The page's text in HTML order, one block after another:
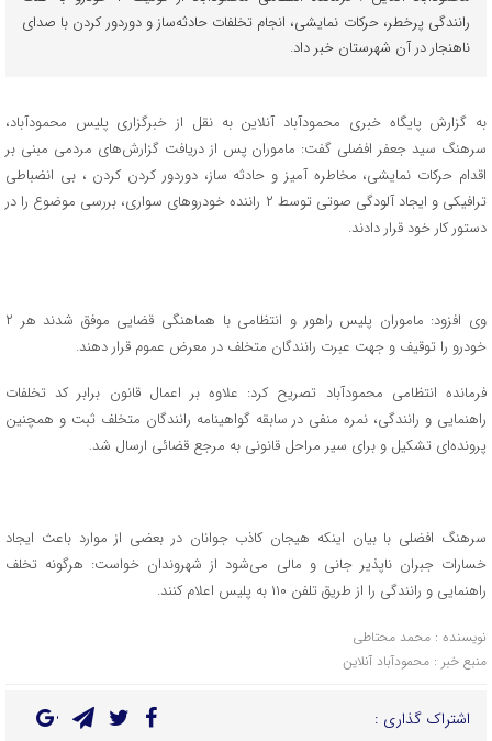
رانندگی پرخطر، حرکات نمایشی، انجام تخلفات حادثه‌ساز و دوردور‌ کردن با صدای
ناهنجار در آن شهرستان خبر داد.
به گزارش پایگاه خبری محمودآباد آنلاین به نقل از خبرگزاری پلیس محمودآباد،
سرهنگ سید جعفر افضلی گفت: ماموران پس از دریافت گزارش‌های مردمی مبنی بر
اقدام حرکات نمایشی، مخاطره آمیز و حادثه ساز، دوردور کردن کردن ، بی انضباطی
ترافیکی و ایجاد آلودگی صوتی توسط ۲ راننده خودرو‌های سواری، بررسی موضوع را در
دستور کار خود قرار دادند.
وی افزود: ماموران پلیس راهور و انتظامی با هماهنگی قضایی موفق شدند هر ۲
خودرو را توقیف و جهت عبرت رانندگان متخلف در معرض عموم قرار دهند.
فرمانده انتظامی محمودآباد تصریح کرد: علاوه بر اعمال قانون برابر کد تخلفات
راهنمایی و رانندگی، نمره منفی در سابقه گواهینامه رانندگان متخلف ثبت و همچنین
پرونده‌ای تشکیل و برای سیر مراحل قانونی به مرجع قضائی ارسال شد.
سرهنگ افضلی با بیان اینکه هیجان کاذب جوانان در بعضی از موارد باعث ایجاد
خسارات جبران ناپذیر جانی و مالی می‌شود از شهروندان خواست: هرگونه تخلف
راهنمایی و رانندگی را از طریق تلفن ۱۱۰ به پلیس اعلام کنند.
نویسنده : محمد محتاطی
منبع خبر : محمودآباد آنلاین
اشتراک گذاری :